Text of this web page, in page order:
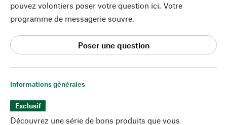
Informations générales
Exclusif
Découvrez une série de bons produits que vous
pouvez volontiers poser votre question ici. Votre
programme de messagerie souvre.
Poser une question